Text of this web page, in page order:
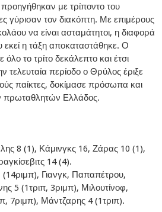
προηγήθηκαν με τρίποντο του
γύρισαν τον διακόπτη. Με επιμέρους
να είναι ασταμάτητοι, η διαφορά
η τάξη αποκαταστάθηκε. Ο
το τρίτο δεκάλεπτο και έτσι
τελευταία περίοδο ο Θρύλος έριξε
παίκτες, δοκίμασε πρόσωπα και
πρωταθλητών Ελλάδος.
8 (1), Κάμινγκς 16, Ζάρας 10 (1),
14 (4).
Γιανγκ, Παπαπέτρου,
5 (1τριπ, 3ριμπ), Μιλουτίνοφ,
7ριμπ), Μάντζαρης 4 (1τριπ).